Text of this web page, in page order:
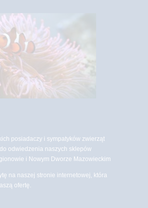
posiadaczy i sympatyków zwierząt
odwiedzenia naszych sklepów
i Nowym Dworze Mazowieckim
na naszej stronie internetowej, która
ofertę.